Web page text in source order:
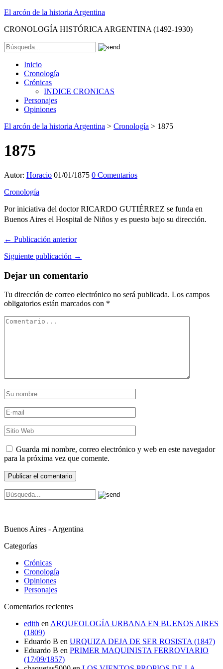
El arcón de la historia Argentina
CRONOLOGÍA HISTÓRICA ARGENTINA (1492-1930)
Inicio
Cronología
Crónicas
INDICE CRONICAS
Personajes
Opiniones
El arcón de la historia Argentina > Cronología > 1875
1875
Autor: Horacio 01/01/1875 0 Comentarios
Cronología
Por iniciativa del doctor RICARDO GUTIÉRREZ se funda en
Buenos Aires el Hospital de Niños y es puesto bajo su dirección.
← Publicación anterior
Siguiente publicación →
Dejar un comentario
Tu dirección de correo electrónico no será publicada. Los campos
obligatorios están marcados con *
Guarda mi nombre, correo electrónico y web en este navegador
para la próxima vez que comente.
Buenos Aires - Argentina
Categorías
Crónicas
Cronología
Opiniones
Personajes
Comentarios recientes
edith en ARQUEOLOGÍA URBANA EN BUENOS AIRES
(1809)
Eduardo B en URQUIZA DEJA DE SER ROSISTA (1847)
Eduardo B en PRIMER MAQUINISTA FERROVIARIO
(17/09/1857)